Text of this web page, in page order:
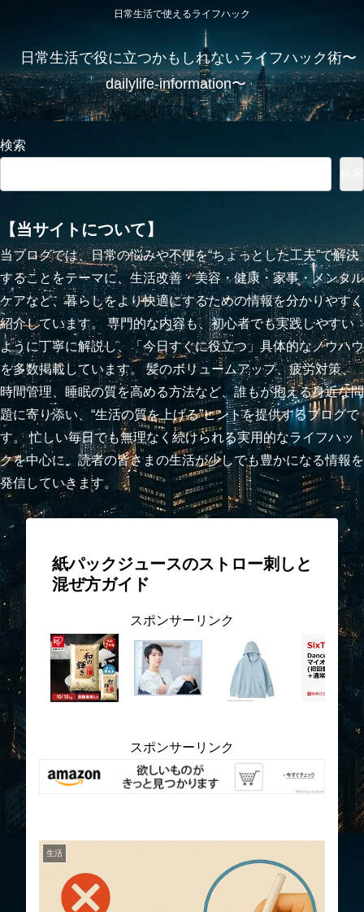
日常生活で使えるライフハック
日常生活で役に立つかもしれないライフハック術〜
dailylife-information〜
検索
【当サイトについて】
当ブログでは、日常の悩みや不便を“ちょっとした工夫”で解決
することをテーマに、生活改善・美容・健康・家事・メンタル
ケアなど、暮らしをより快適にするための情報を分かりやすく
紹介しています。 専門的な内容も、初心者でも実践しやすい
ように丁寧に解説し、「今日すぐに役立つ」具体的なノウハウ
を多数掲載しています。 髪のボリュームアップ、疲労対策、
時間管理、睡眠の質を高める方法など、誰もが抱える身近な問
題に寄り添い、“生活の質を上げる”ヒントを提供するブログで
す。 忙しい毎日でも無理なく続けられる実用的なライフハッ
クを中心に、読者の皆さまの生活が少しでも豊かになる情報を
発信していきます。
紙パックジュースのストロー刺しと
混ぜ方ガイド
スポンサーリンク
スポンサーリンク
生活